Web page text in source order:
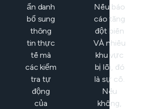
ẩn danh
bổ sung
thông
tin thực
tế mà
các kiểm
tra tự
động
của
Nếu báo
cáo tăng
đột biến
VÀ nhiều
khu vực
bị lỗi, đó
là sự cố.
Nếu
không,